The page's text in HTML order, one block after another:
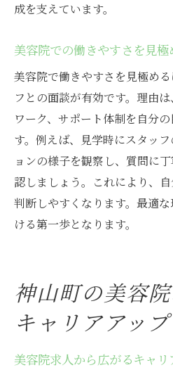
成を支えています。
美容院での働きやすさを見極
美容院で働きやすさを見極め
フとの面談が有効です。理由
ワーク、サポート体制を自分
す。例えば、見学時にスタッ
ョンの様子を観察し、質問に
認しましょう。これにより、
判断しやすくなります。最適
ける第一歩となります。
神山町の美容
キャリアアップ
美容院求人から広がるキャ